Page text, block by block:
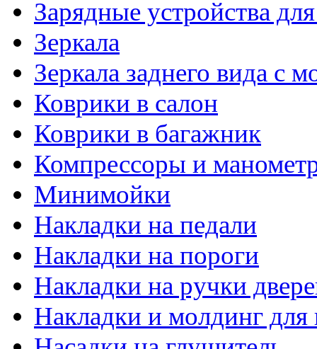
Зарядные устройства
Зеркала
Зеркала заднего вида с
Коврики в салон
Коврики в багажник
Компрессоры и
Минимойки
Накладки на педали
Накладки на пороги
Накладки на ручки
Накладки и молдинг для